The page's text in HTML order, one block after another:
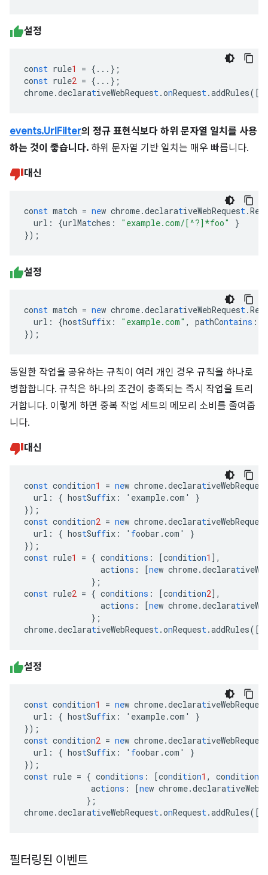
설정
const rule1 = { ... } ;
const rule2 = { ... } ;
chrome.declarativeWebRequest.onRequest.addRules( [
events.UrlFilter의 정규 표현식보다 하위 문자열 일치를 사용
하는 것이 좋습니다. 하위 문자열 기반 일치는 매우 빠릅니다.
대신
const match = new chrome.declarativeWebRequest
url : {urlMatches : "example.com/[^?]*foo"
}
});
설정
const match = new chrome.declarativeWebRequest
url : {hostSuffix : "example.com" , pathContains :
});
동일한 작업을 공유하는 규칙이 여러 개인 경우 규칙을 하나로
병합합니다. 규칙은 하나의 조건이 충족되는 즉시 작업을 트리
거합니다. 이렇게 하면 중복 작업 세트의 메모리 소비를 줄여줍
니다.
대신
const condition1 = new chrome.declarativeWebReques
url : { hostSuffix : 'example.com'
}
});
const condition2 = new chrome.declarativeWebReques
url : { hostSuffix : ' foobar.com'
}
});
const rule1 = { conditions : [condition1 ],
actions : [new chrome.declarat
} ;
const rule2 = { conditions : [condition2],
actions : [new chrome.declarat
} ;
chrome.declarativeWebRequest .onRequest .addRules( [
설정
const condition1 = new chrome.declarativeWebReques
url : { hostSuffix : 'example.com'
}
});
const condition2 = new chrome.declarativeWebReques
url : { hostSuffix : ' foobar.com'
}
});
const rule = { conditions : [condition1 , condition
actions : [new chrome.declarat
} ;
chrome.declarativeWebRequest .onRequest .addRules( [
필터링된 이벤트